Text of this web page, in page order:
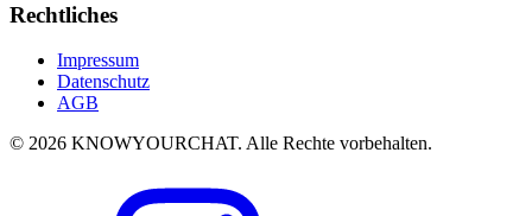
Rechtliches
Impressum
Datenschutz
AGB
© 2026 KNOWYOURCHAT. Alle Rechte vorbehalten.